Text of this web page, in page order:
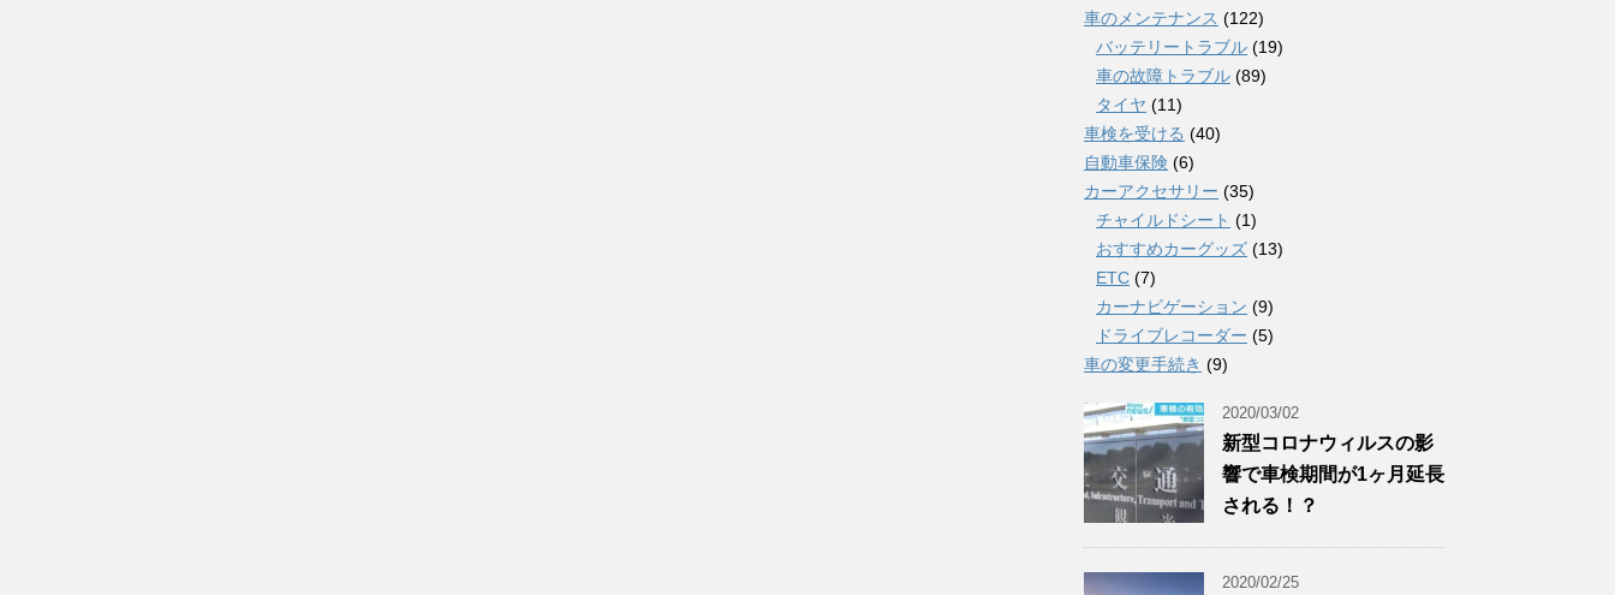
車のメンテナンス (122)
バッテリートラブル (19)
車の故障トラブル (89)
タイヤ (11)
車検を受ける (40)
自動車保険 (6)
カーアクセサリー (35)
チャイルドシート (1)
おすすめカーグッズ (13)
ETC (7)
カーナビゲーション (9)
ドライブレコーダー (5)
車の変更手続き (9)
2020/03/02
新型コロナウィルスの影
響で車検期間が1ヶ月延長
される！？
2020/02/25